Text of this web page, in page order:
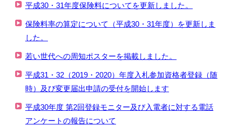
平成30・31年度保険料についてを更新しました。
保険料率の算定について（平成30・31年度）を更新しま
した。
若い世代への周知ポスターを掲載しました。
平成31・32（2019・2020）年度入札参加資格者登録（随
時）及び変更届出申請の受付を開始します
平成30年度 第2回登録モニター及び入電者に対する電話
アンケートの報告について